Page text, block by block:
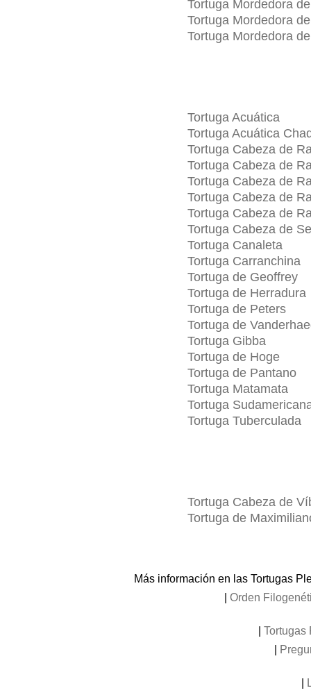
Tortuga Mordedora
Tortuga Mordedora
Tortuga Mordedora
Tortuga Acuática
Tortuga Acuática
Tortuga Cabeza de
Tortuga Cabeza de
Tortuga Cabeza de
Tortuga Cabeza de
Tortuga Cabeza de
Tortuga Cabeza de
Tortuga Canaleta
Tortuga Carranchina
Tortuga de Geoffrey
Tortuga de Herradura
Tortuga de Peters
Tortuga de
Tortuga Gibba
Tortuga de Hoge
Tortuga de Pantano
Tortuga Matamata
Tortuga
Tortuga Tuberculada
Tortuga Cabeza de
Tortuga de
Más información en las Tortugas
Orden
Tortugas